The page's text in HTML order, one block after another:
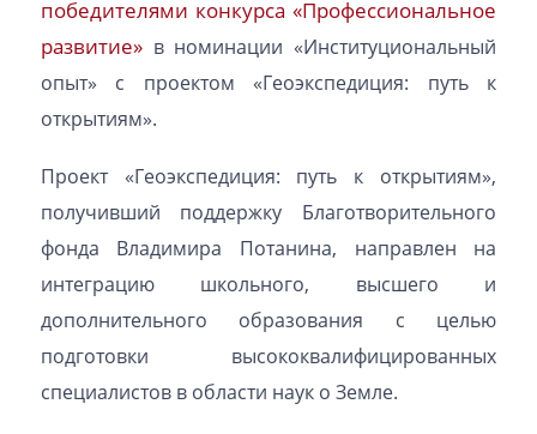
победителями конкурса «Профессиональное
развитие»в номинации «Институциональный
опыт» с проектом «Геоэкспедиция: путь к
открытиям».
Проект «Геоэкспедиция: путь к открытиям»,
получивший поддержку Благотворительного
фонда Владимира Потанина, направлен на
интеграцию школьного, высшего и
дополнительного образования с целью
подготовки высококвалифицированных
специалистов в области наук о Земле.